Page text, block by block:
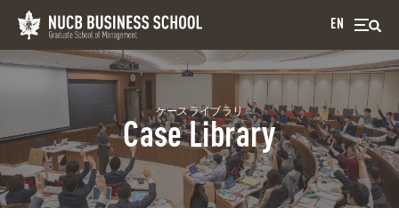
EN
ケースライブラリ
Case Library